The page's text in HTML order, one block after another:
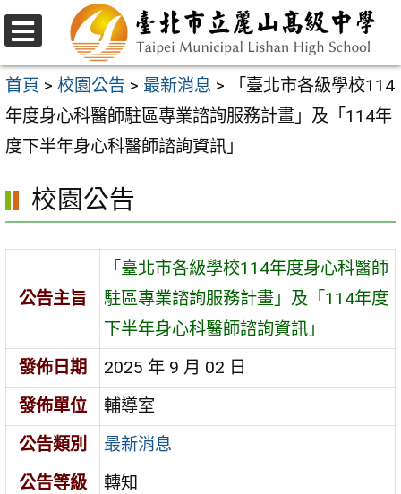
跳
至
主
要
內
區
選
單
首頁 > 校園公告 > 最新消息 >
「臺北市各級學校114
年度身心科醫師駐區專業諮詢服務計畫」及「114年
度下半年身心科醫師諮詢資訊」
校園公告
公告主旨
「臺北市各級學校114年度身心科醫師
駐區專業諮詢服務計畫」及「114年度
下半年身心科醫師諮詢資訊」
發佈日期
2025 年 9 月 02 日
發佈單位
輔導室
公告類別
最新消息
公告等級
轉知